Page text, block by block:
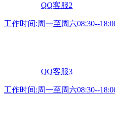
QQ客服2
工作时间:周一至周六08:30--
QQ客服3
工作时间:周一至周六08:30--